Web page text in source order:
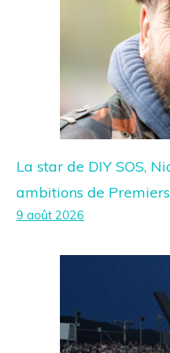
La star de DIY SOS,
ambitions de
9 août 2026